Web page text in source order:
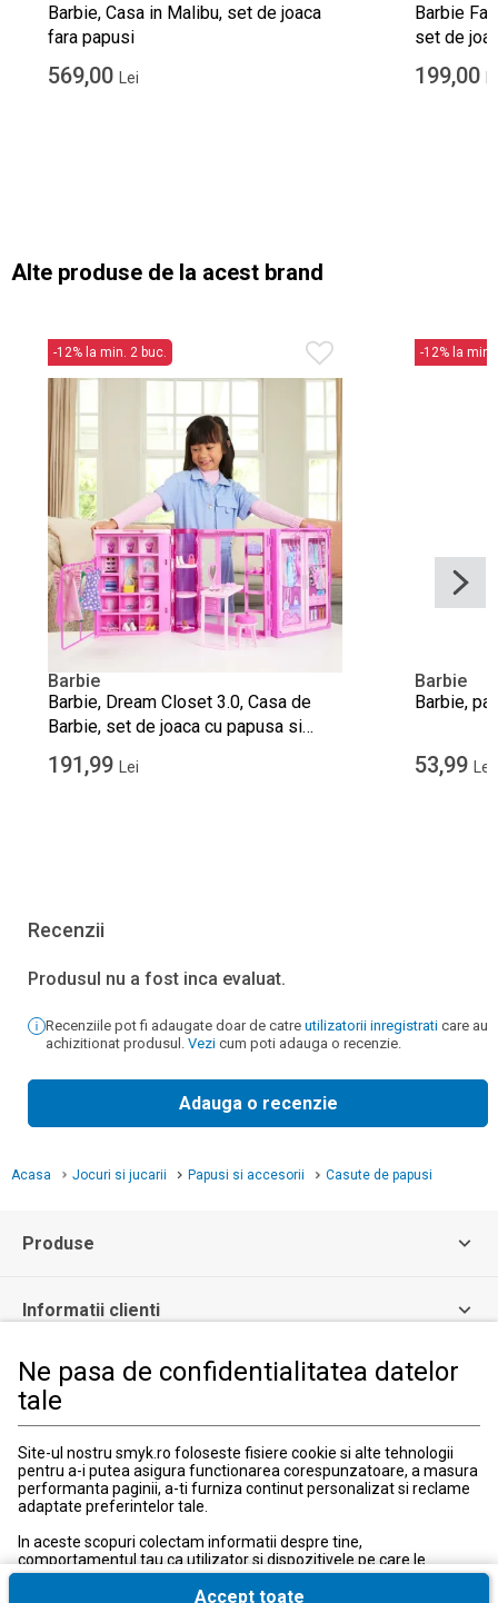
Ne pasa de confidentialitatea datelor
tale
Site-ul nostru smyk.ro foloseste fisiere cookie si alte tehnologii
pentru a-i putea asigura functionarea corespunzatoare, a masura
performanta paginii, a-ti furniza continut personalizat si reclame
adaptate preferintelor tale.
In aceste scopuri colectam informatii despre tine,
comportamentul tau ca utilizator si dispozitivele pe care le
utilizezi, inclusiv cele necesare pentru functionarea
corespunzatoare a site-ului smyk.ro. Aceste fisiere cookie
Accept toate
Barbie, Casa in Malibu, set de joaca
fara papusi
569,00 Lei
Barbie
set de
199,00
Alte produse de la acest brand
-12% la min. 2 buc.
Barbie
Barbie, Dream Closet 3.0, Casa de
Barbie, set de joaca cu papusa si
accesorii
191,99 Lei
-12% la min.
Barbie
Barbie,
53,99 Lei
Recenzii
Produsul nu a fost inca evaluat.
Recenziile pot fi adaugate doar de catre utilizatorii inregistrati care au
achizitionat produsul. Vezi cum poti adauga o recenzie.
Adauga o recenzie
Acasa Jocuri si jucarii Papusi si accesorii Casute de papusi
Produse
Informatii clienti
Informatii legale
Serviciul Relatii Clienti
Formular de contact
031 40 50 900
Program:
Luni-vineri: 10:00-18:00